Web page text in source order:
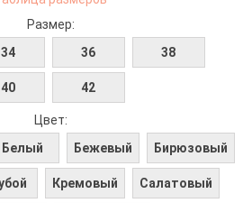
Размер:
34 36 38
40 42
Цвет:
Белый Бежевый Бирюзовый
Кремовый Салатовый